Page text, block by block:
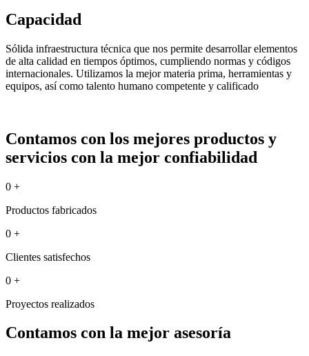
Capacidad
Sólida infraestructura técnica que nos permite desarrollar elementos
de alta calidad en tiempos óptimos, cumpliendo normas y códigos
internacionales. Utilizamos la mejor materia prima, herramientas y
equipos, así como talento humano competente y calificado
Contamos con los mejores productos y
servicios con la mejor confiabilidad
0 +
Productos fabricados
0 +
Clientes satisfechos
0 +
Proyectos realizados
Contamos con la mejor asesoría